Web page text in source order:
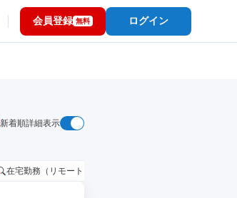
会員登録 無料 ログイン
新着順詳細表示
在宅勤務（リモートワーク）OK